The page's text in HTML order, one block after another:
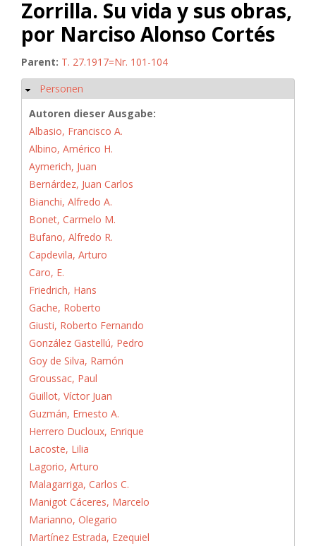
Zorrilla. Su vida y sus obras,
por Narciso Alonso Cortés
Parent: T. 27.1917=Nr. 101-104
Hide
Personen
Autoren dieser Ausgabe:
Albasio, Francisco A.
Albino, Américo H.
Aymerich, Juan
Bernárdez, Juan Carlos
Bianchi, Alfredo A.
Bonet, Carmelo M.
Bufano, Alfredo R.
Capdevila, Arturo
Caro, E.
Friedrich, Hans
Gache, Roberto
Giusti, Roberto Fernando
González Gastellú, Pedro
Goy de Silva, Ramón
Groussac, Paul
Guillot, Víctor Juan
Guzmán, Ernesto A.
Herrero Ducloux, Enrique
Lacoste, Lilia
Lagorio, Arturo
Malagarriga, Carlos C.
Manigot Cáceres, Marcelo
Marianno, Olegario
Martínez Estrada, Ezequiel